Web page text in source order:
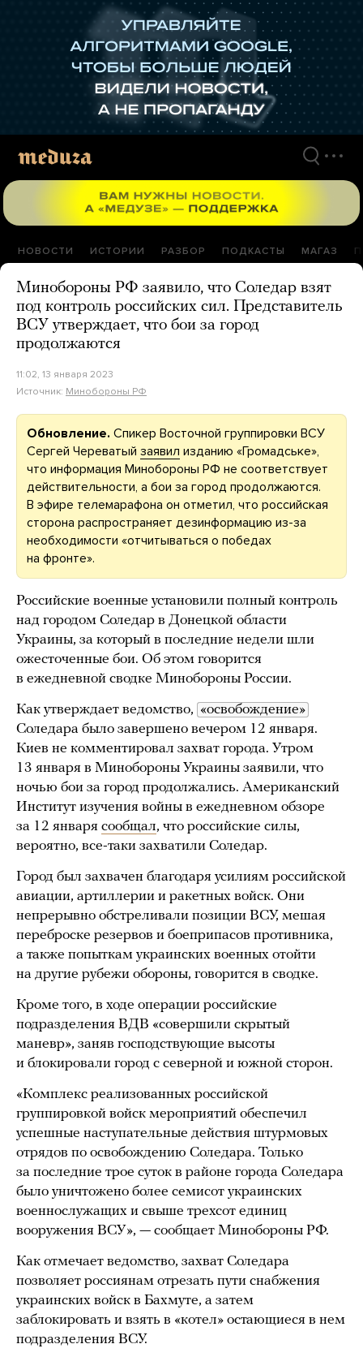
НОВОСТИ ИСТОРИИ РАЗБОР ПОДКАСТЫ МАГАЗ
Минобороны РФ заявило, что Соледар взят
под контроль российских сил. Представитель
ВСУ утверждает, что бои за город
продолжаются
11:02, 13 января 2023
Источник: Минобороны РФ
Обновление. Спикер Восточной группировки ВСУ
Сергей Череватый заявил изданию «Громадське»,
что информация Минобороны РФ не соответствует
действительности, а бои за город продолжаются.
В эфире телемарафона он отметил, что российская
сторона распространяет дезинформацию из-за
необходимости «отчитываться о победах
на фронте».
Российские военные установили полный контроль
над городом Соледар в Донецкой области
Украины, за который в последние недели шли
ожесточенные бои. Об этом говорится
в ежедневной сводке Минобороны России.
Как утверждает ведомство, «освобождение»
Соледара было завершено вечером 12 января.
Киев не комментировал захват города. Утром
13 января в Минобороны Украины заявили, что
ночью бои за город продолжались. Американский
Институт изучения войны в ежедневном обзоре
за 12 января сообщал, что российские силы,
вероятно, все-таки захватили Соледар.
Город был захвачен благодаря усилиям российской
авиации, артиллерии и ракетных войск. Они
непрерывно обстреливали позиции ВСУ, мешая
переброске резервов и боеприпасов противника,
а также попыткам украинских военных отойти
на другие рубежи обороны, говорится в сводке.
Кроме того, в ходе операции российские
подразделения ВДВ «совершили скрытый
маневр», заняв господствующие высоты
и блокировали город с северной и южной сторон.
«Комплекс реализованных российской
группировкой войск мероприятий обеспечил
успешные наступательные действия штурмовых
отрядов по освобождению Соледара. Только
за последние трое суток в районе города Соледара
было уничтожено более семисот украинских
военнослужащих и свыше трехсот единиц
вооружения ВСУ», — сообщает Минобороны РФ.
Как отмечает ведомство, захват Соледара
позволяет россиянам отрезать пути снабжения
украинских войск в Бахмуте, а затем
заблокировать и взять в «котел» остающиеся в нем
подразделения ВСУ.